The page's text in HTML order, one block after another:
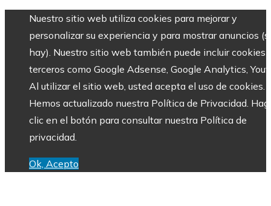
Nuestro sitio web utiliza cookies para mejorar y
personalizar su experiencia y para mostrar anuncios
hay). Nuestro sitio web también puede incluir cookies
terceros como Google Adsense, Google Analytics,
Al utilizar el sitio web, usted acepta el uso de cookies.
Hemos actualizado nuestra Política de Privacidad.
clic en el botón para consultar nuestra Política de
privacidad.
Ok, Acepto